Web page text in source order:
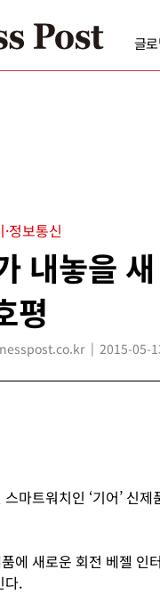
글
·정보통신
내놓을
평
2015-05-
마트워치인 ‘기어’ 신
에 새로운 회전 베젤 인
다.